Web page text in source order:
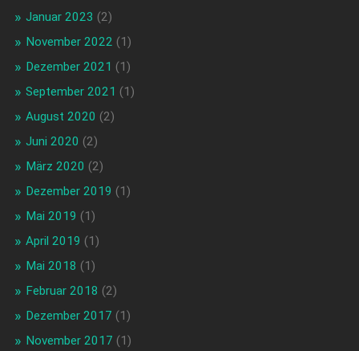
Januar 2023 (2)
November 2022 (1)
Dezember 2021 (1)
September 2021 (1)
August 2020 (2)
Juni 2020 (2)
März 2020 (2)
Dezember 2019 (1)
Mai 2019 (1)
April 2019 (1)
Mai 2018 (1)
Februar 2018 (2)
Dezember 2017 (1)
November 2017 (1)